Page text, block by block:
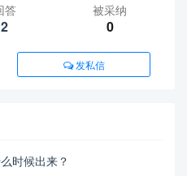
答
2
被采纳
0
发私信
时候出来？